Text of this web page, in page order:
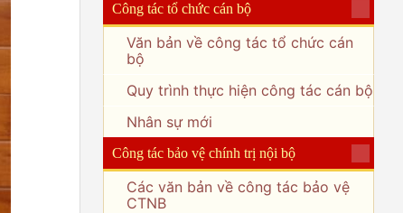
Công tác tổ chức cán bộ
Văn bản về công tác tổ chức cán
bộ
Quy trình thực hiện công tác cán bộ
Nhân sự mới
Công tác bảo vệ chính trị nội bộ
Các văn bản về công tác bảo vệ
CTNB